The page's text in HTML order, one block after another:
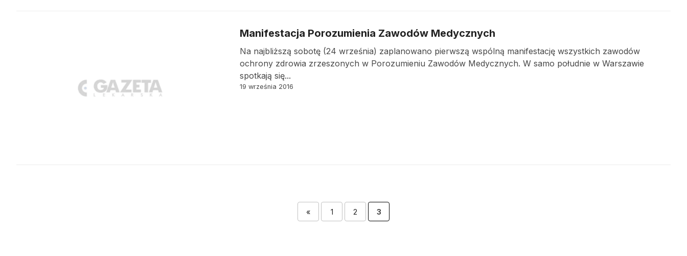
Manifestacja Porozumienia Zawodów Medycznych
Na najbliższą sobotę (24 września) zaplanowano pierwszą wspólną manifestację wszystkich zawodów
ochrony zdrowia zrzeszonych w Porozumieniu Zawodów Medycznych. W samo południe w Warszawie
spotkają się...
19 września 2016
« 1 2 3